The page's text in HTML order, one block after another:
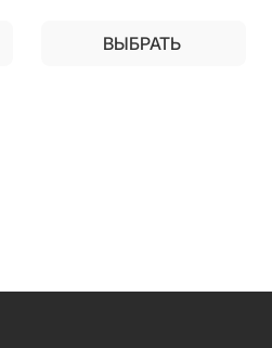
ВЫБРАТЬ